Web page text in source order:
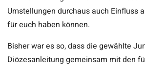
Umstellungen durchaus auch Einfluss
für euch haben können.
Bisher war es so, dass die gewählte
Diözesanleitung gemeinsam mit den